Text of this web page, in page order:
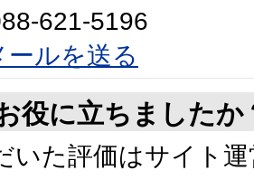
621-5196
ルを送る
役に立ちましたか
いた評価はサイト